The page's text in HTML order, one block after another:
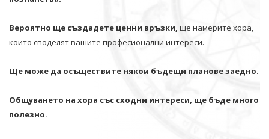
Вероятно ще създадете ценни връзки, ще намерите хора,
които споделят вашите професионални интереси.
Ще може да осъществите някои бъдещи планове заедно.
Общуването на хора със сходни интереси, ще бъде много
полезно.